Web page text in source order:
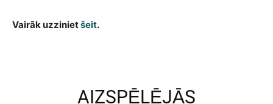
Vairāk uzzinietšeit.
AIZSPĒLĒJĀS